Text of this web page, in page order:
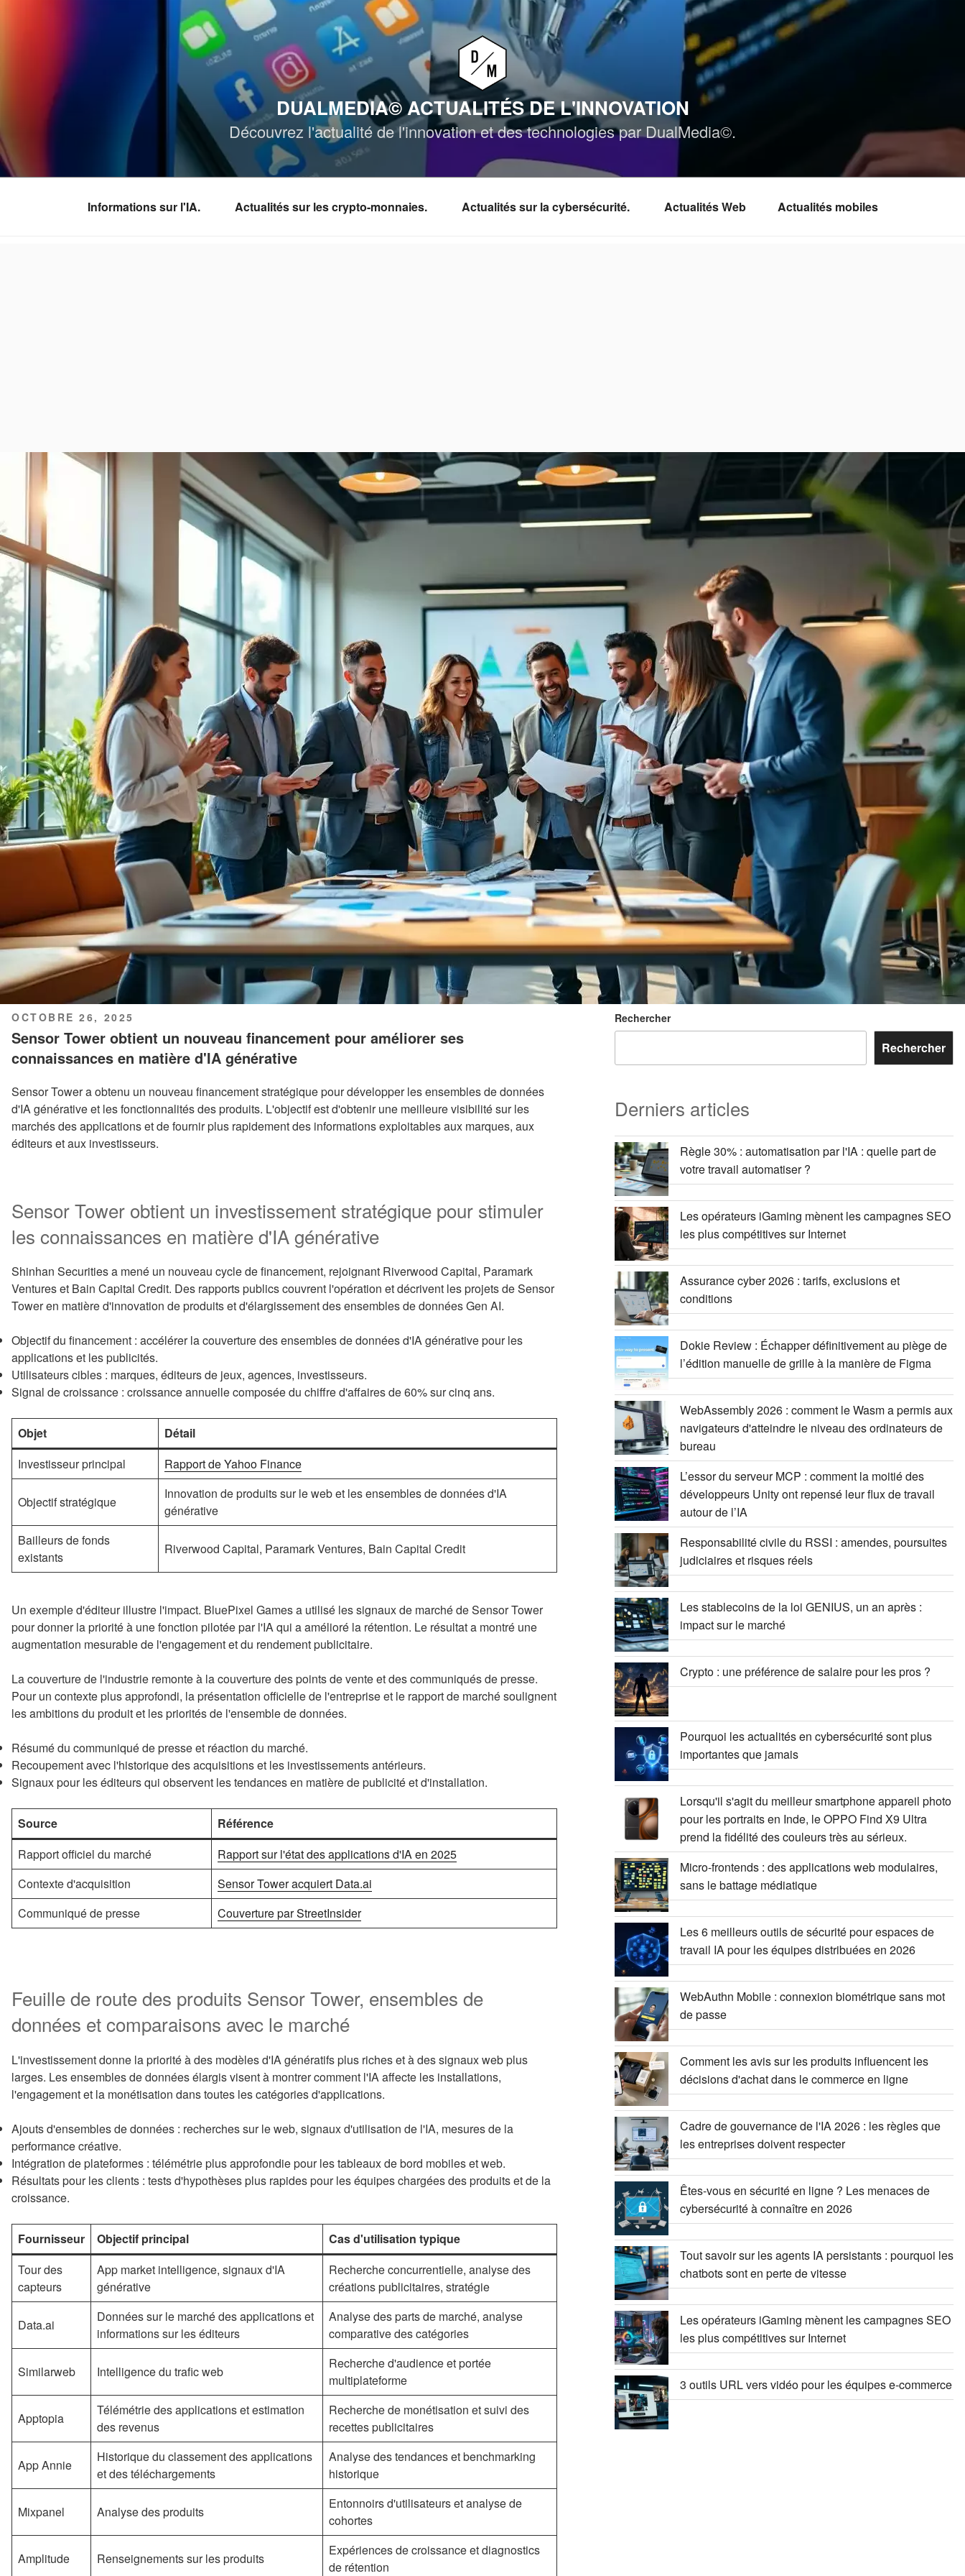
DUALMEDIA© ACTUALITÉS DE L'INNOVATION
Découvrez l'actualité de l'innovation et des technologies par DualMedia©.
Informations sur l'IA. Actualités sur les crypto-monnaies. Actualités sur la cybersécurité. Actualités Web Actualités mobiles
PUBLIÉ
LE
OCTOBRE 26, 2025
Sensor Tower obtient un nouveau financement pour améliorer ses
connaissances en matière d'IA générative
Sensor Tower a obtenu un nouveau financement stratégique pour développer les ensembles de données
d'IA générative et les fonctionnalités des produits. L'objectif est d'obtenir une meilleure visibilité sur les
marchés des applications et de fournir plus rapidement des informations exploitables aux marques, aux
éditeurs et aux investisseurs.
Sensor Tower obtient un investissement stratégique pour stimuler
les connaissances en matière d'IA générative
Shinhan Securities a mené un nouveau cycle de financement, rejoignant Riverwood Capital, Paramark
Ventures et Bain Capital Credit. Des rapports publics couvrent l'opération et décrivent les projets de Sensor
Tower en matière d'innovation de produits et d'élargissement des ensembles de données Gen AI.
Objectif du financement : accélérer la couverture des ensembles de données d'IA générative pour les
applications et les publicités.
Utilisateurs cibles : marques, éditeurs de jeux, agences, investisseurs.
Signal de croissance : croissance annuelle composée du chiffre d'affaires de 60% sur cinq ans.
Objet
Détail
Investisseur principal
Rapport de Yahoo Finance
Objectif stratégique
Innovation de produits sur le web et les ensembles de données d'IA
générative
Bailleurs de fonds
existants
Riverwood Capital, Paramark Ventures, Bain Capital Credit
Un exemple d'éditeur illustre l'impact. BluePixel Games a utilisé les signaux de marché de Sensor Tower
pour donner la priorité à une fonction pilotée par l'IA qui a amélioré la rétention. Le résultat a montré une
augmentation mesurable de l'engagement et du rendement publicitaire.
La couverture de l'industrie remonte à la couverture des points de vente et des communiqués de presse.
Pour un contexte plus approfondi, la présentation officielle de l'entreprise et le rapport de marché soulignent
les ambitions du produit et les priorités de l'ensemble de données.
Résumé du communiqué de presse et réaction du marché.
Recoupement avec l'historique des acquisitions et les investissements antérieurs.
Signaux pour les éditeurs qui observent les tendances en matière de publicité et d'installation.
Source
Référence
Rapport officiel du marché
Rapport sur l'état des applications d'IA en 2025
Contexte d'acquisition
Sensor Tower acquiert Data.ai
Communiqué de presse
Couverture par StreetInsider
Feuille de route des produits Sensor Tower, ensembles de
données et comparaisons avec le marché
L'investissement donne la priorité à des modèles d'IA génératifs plus riches et à des signaux web plus
larges. Les ensembles de données élargis visent à montrer comment l'IA affecte les installations,
l'engagement et la monétisation dans toutes les catégories d'applications.
Ajouts d'ensembles de données : recherches sur le web, signaux d'utilisation de l'IA, mesures de la
performance créative.
Intégration de plateformes : télémétrie plus approfondie pour les tableaux de bord mobiles et web.
Résultats pour les clients : tests d'hypothèses plus rapides pour les équipes chargées des produits et de la
croissance.
Fournisseur Objectif principal
Cas d'utilisation typique
Tour des
capteurs
App market intelligence, signaux d'IA
générative
Recherche concurrentielle, analyse des
créations publicitaires, stratégie
Data.ai
Données sur le marché des applications et
informations sur les éditeurs
Analyse des parts de marché, analyse
comparative des catégories
Similarweb Intelligence du trafic web
Recherche d'audience et portée
multiplateforme
Apptopia
Télémétrie des applications et estimation
des revenus
Recherche de monétisation et suivi des
recettes publicitaires
App Annie
Historique du classement des applications
et des téléchargements
Analyse des tendances et benchmarking
historique
Mixpanel Analyse des produits
Entonnoirs d'utilisateurs et analyse de
cohortes
Amplitude Renseignements sur les produits
Expériences de croissance et diagnostics
de rétention
Rechercher
Rechercher
Derniers articles
Règle 30% : automatisation par l'IA : quelle part de
votre travail automatiser ?
Les opérateurs iGaming mènent les campagnes SEO
les plus compétitives sur Internet
Assurance cyber 2026 : tarifs, exclusions et
conditions
Dokie Review : Échapper définitivement au piège de
l’édition manuelle de grille à la manière de Figma
WebAssembly 2026 : comment le Wasm a permis aux
navigateurs d'atteindre le niveau des ordinateurs de
bureau
L’essor du serveur MCP : comment la moitié des
développeurs Unity ont repensé leur flux de travail
autour de l’IA
Responsabilité civile du RSSI : amendes, poursuites
judiciaires et risques réels
Les stablecoins de la loi GENIUS, un an après :
impact sur le marché
Crypto : une préférence de salaire pour les pros ?
Pourquoi les actualités en cybersécurité sont plus
importantes que jamais
Lorsqu'il s'agit du meilleur smartphone appareil photo
pour les portraits en Inde, le OPPO Find X9 Ultra
prend la fidélité des couleurs très au sérieux.
Micro-frontends : des applications web modulaires,
sans le battage médiatique
Les 6 meilleurs outils de sécurité pour espaces de
travail IA pour les équipes distribuées en 2026
WebAuthn Mobile : connexion biométrique sans mot
de passe
Comment les avis sur les produits influencent les
décisions d'achat dans le commerce en ligne
Cadre de gouvernance de l'IA 2026 : les règles que
les entreprises doivent respecter
Êtes-vous en sécurité en ligne ? Les menaces de
cybersécurité à connaître en 2026
Tout savoir sur les agents IA persistants : pourquoi les
chatbots sont en perte de vitesse
Les opérateurs iGaming mènent les campagnes SEO
les plus compétitives sur Internet
3 outils URL vers vidéo pour les équipes e-commerce